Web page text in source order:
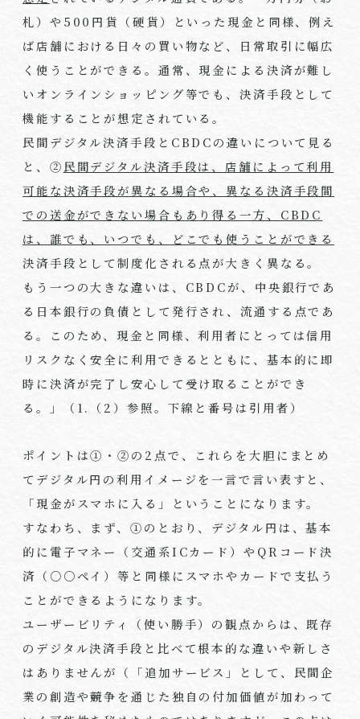
札）や 500 円貨（硬貨）といった現金と同様、例え
ば店舗における日々の買い物など、日常取引に幅広
く使うことができる。通常、現金による決済が難し
いオンラインショッピング等でも、決済手段として
機能することが想定されている。
民間デジタル決済手段と CBDCの違いについて見る
と、②民間デジタル決済手段は、店舗によって利用
可能な決済手段が異なる場合や、異なる決済手段間
での送金ができない場合もあり得る一方、 CBDC
は、誰でも、いつでも、どこでも使うことができる
決済手段として制度化される点が大きく異なる。
もう一つの大きな違いは、 CBDCが、中央銀行であ
る日本銀行の負債として発行され、流通する点であ
る。このため、現金と同様、利用者にとっては信用
リスクなく安全に利用できるとともに、基本的に即
時に決済が完了し安心して受け取ることができ
る。」（ 1. （ 2 ）参照。下線と番号は引用者）
ポイントは①・②の 2 点で、これらを大胆にまとめ
てデジタル円の利用イメージを一言で言い表すと、
「現金がスマホに入る」ということになります。
すなわち、まず、①のとおり、デジタル円は、基本
的に電子マネー（交通系ICカード）や QR コード決
済（○○ペイ）等と同様にスマホやカードで支払う
ことができるようになります。
ユーザービリティ（使い勝手）の観点からは、既存
のデジタル決済手段と比べて根本的な違いや新しさ
はありませんが（「追加サービス」として、民間企
業の創造や競争を通じた独自の付加価値が加わって